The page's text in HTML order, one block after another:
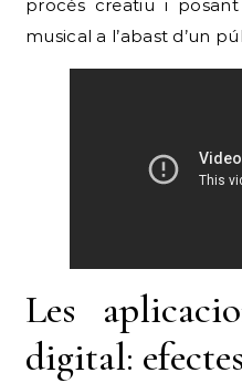
procés creatiu i
musical a l’abast d’un
Les
digital: